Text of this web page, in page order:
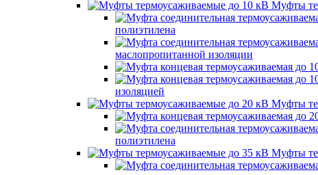
Муфты
полиэтилена
маслопропитанной изоляции
изоляцией
Муфты
полиэтилена
Муфты